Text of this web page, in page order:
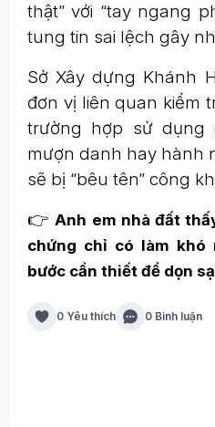
thật” với “tay ngang
tung tin sai lệch gây
Sở Xây dựng Khánh
đơn vị liên quan kiểm
trường hợp sử dụng
mượn danh hay hành
sẽ bị “bêu tên” công
👉Anh em nhà đất
chứng chỉ có làm khó
bước cần thiết để dọn
0 Yêu thích 0 Bình luận